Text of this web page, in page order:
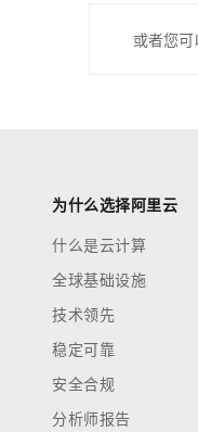
或者您